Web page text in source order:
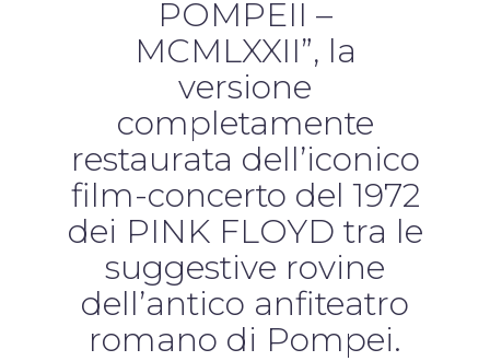
POMPEII –
MCMLXXII”, la
versione
completamente
restaurata dell’iconico
film-concerto del 1972
dei PINK FLOYD tra le
suggestive rovine
dell’antico anfiteatro
romano di Pompei.